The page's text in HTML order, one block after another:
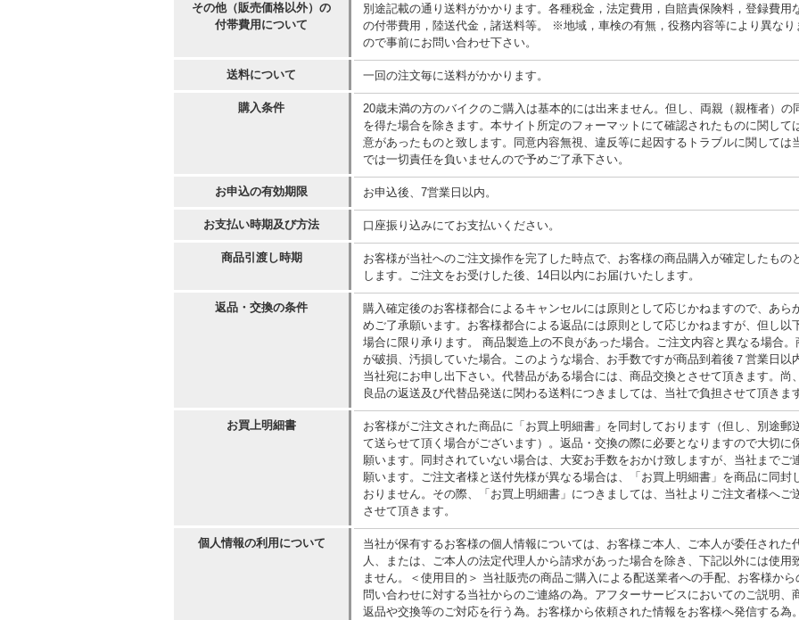
その他（販売価格以外）の
付帯費用について
別途記載の通り送料がかかります。各種税金，法定費用，自賠責保険料，登録費用
の付帯費用，陸送代金，諸送料等。 ※地域，車検の有無，役務内容等により異なり
ので事前にお問い合わせ下さい。
送料について 一回の注文毎に送料がかかります。
購入条件
20歳未満の方のバイクのご購入は基本的には出来ません。但し、両親（親権者）の
を得た場合を除きます。本サイト所定のフォーマットにて確認されたものに関して
意があったものと致します。同意内容無視、違反等に起因するトラブルに関しては
では一切責任を負いませんので予めご了承下さい。
お申込の有効期限 お申込後、7営業日以内。
お支払い時期及び方法 口座振り込みにてお支払いください。
商品引渡し時期
お客様が当社へのご注文操作を完了した時点で、お客様の商品購入が確定したもの
します。ご注文をお受けした後、14日以内にお届けいたします。
返品・交換の条件
購入確定後のお客様都合によるキャンセルには原則として応じかねますので、あら
めご了承願います。お客様都合による返品には原則として応じかねますが、但し以
場合に限り承ります。 商品製造上の不良があった場合。ご注文内容と異なる場合。
が破損、汚損していた場合。このような場合、お手数ですが商品到着後７営業日以
当社宛にお申し出下さい。代替品がある場合には、商品交換とさせて頂きます。尚
良品の返送及び代替品発送に関わる送料につきましては、当社で負担させて頂きま
お買上明細書
お客様がご注文された商品に「お買上明細書」を同封しております（但し、別途郵
て送らせて頂く場合がございます）。返品・交換の際に必要となりますので大切に
願います。同封されていない場合は、大変お手数をおかけ致しますが、当社までご
願います。ご注文者様と送付先様が異なる場合は、「お買上明細書」を商品に同封
おりません。その際、「お買上明細書」につきましては、当社よりご注文者様へご
させて頂きます。
個人情報の利用について
当社が保有するお客様の個人情報については、お客様ご本人、ご本人が委任された
人、または、ご本人の法定代理人から請求があった場合を除き、下記以外には使用
ません。＜使用目的＞ 当社販売の商品ご購入による配送業者への手配、お客様から
問い合わせに対する当社からのご連絡の為。アフターサービスにおいてのご説明、
返品や交換等のご対応を行う為。お客様から依頼された情報をお客様へ発信する為